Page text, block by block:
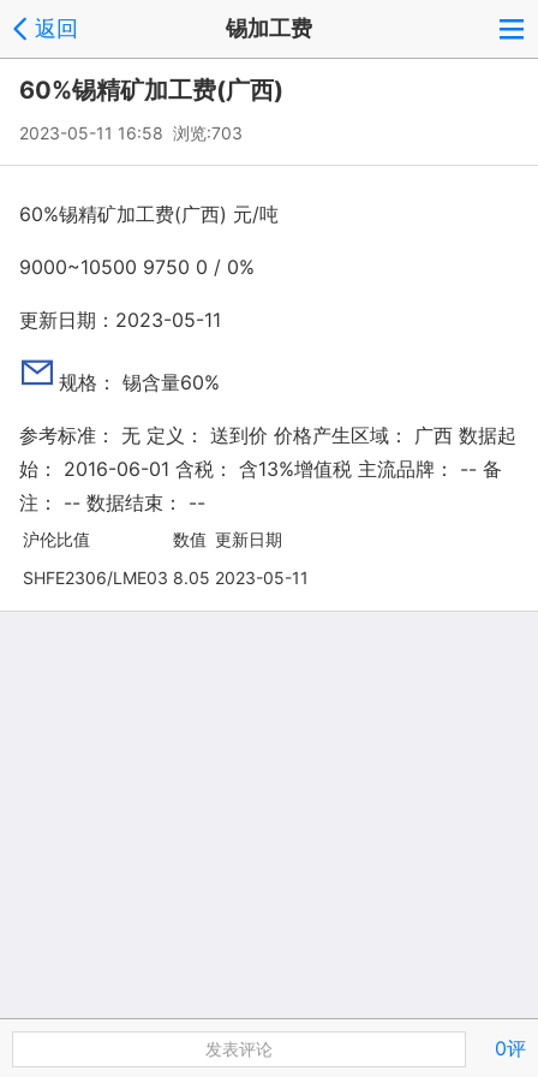
返回 锡加工费
60%锡精矿加工费(广西)
2023-05-11 16:58 浏览:703
60%锡精矿加工费(广西) 元/吨
9000~10500 9750 0 / 0%
更新日期：2023-05-11
规格： 锡含量60%
参考标准： 无 定义： 送到价 价格产生区域： 广西 数据起
始：
2016-06-01 含税： 含13%增值税 主流品牌： -- 备
注：
-- 数据结束： --
沪伦比值 数值 更新日期
SHFE2306/LME03 8.05 2023-05-11
发表评论 0评